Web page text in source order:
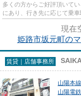
多くの方からご好評頂いて
にあり、行き先に応じて乗
プになります。こちらはエレ
現在
姫路市坂元町の
賃貸｜店舗事務所
山陽本線
山陽電